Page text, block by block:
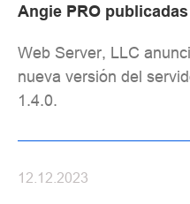
Angie PRO publicadas
Web Server, LLC
nueva versión del
1.4.0.
12.12.2023